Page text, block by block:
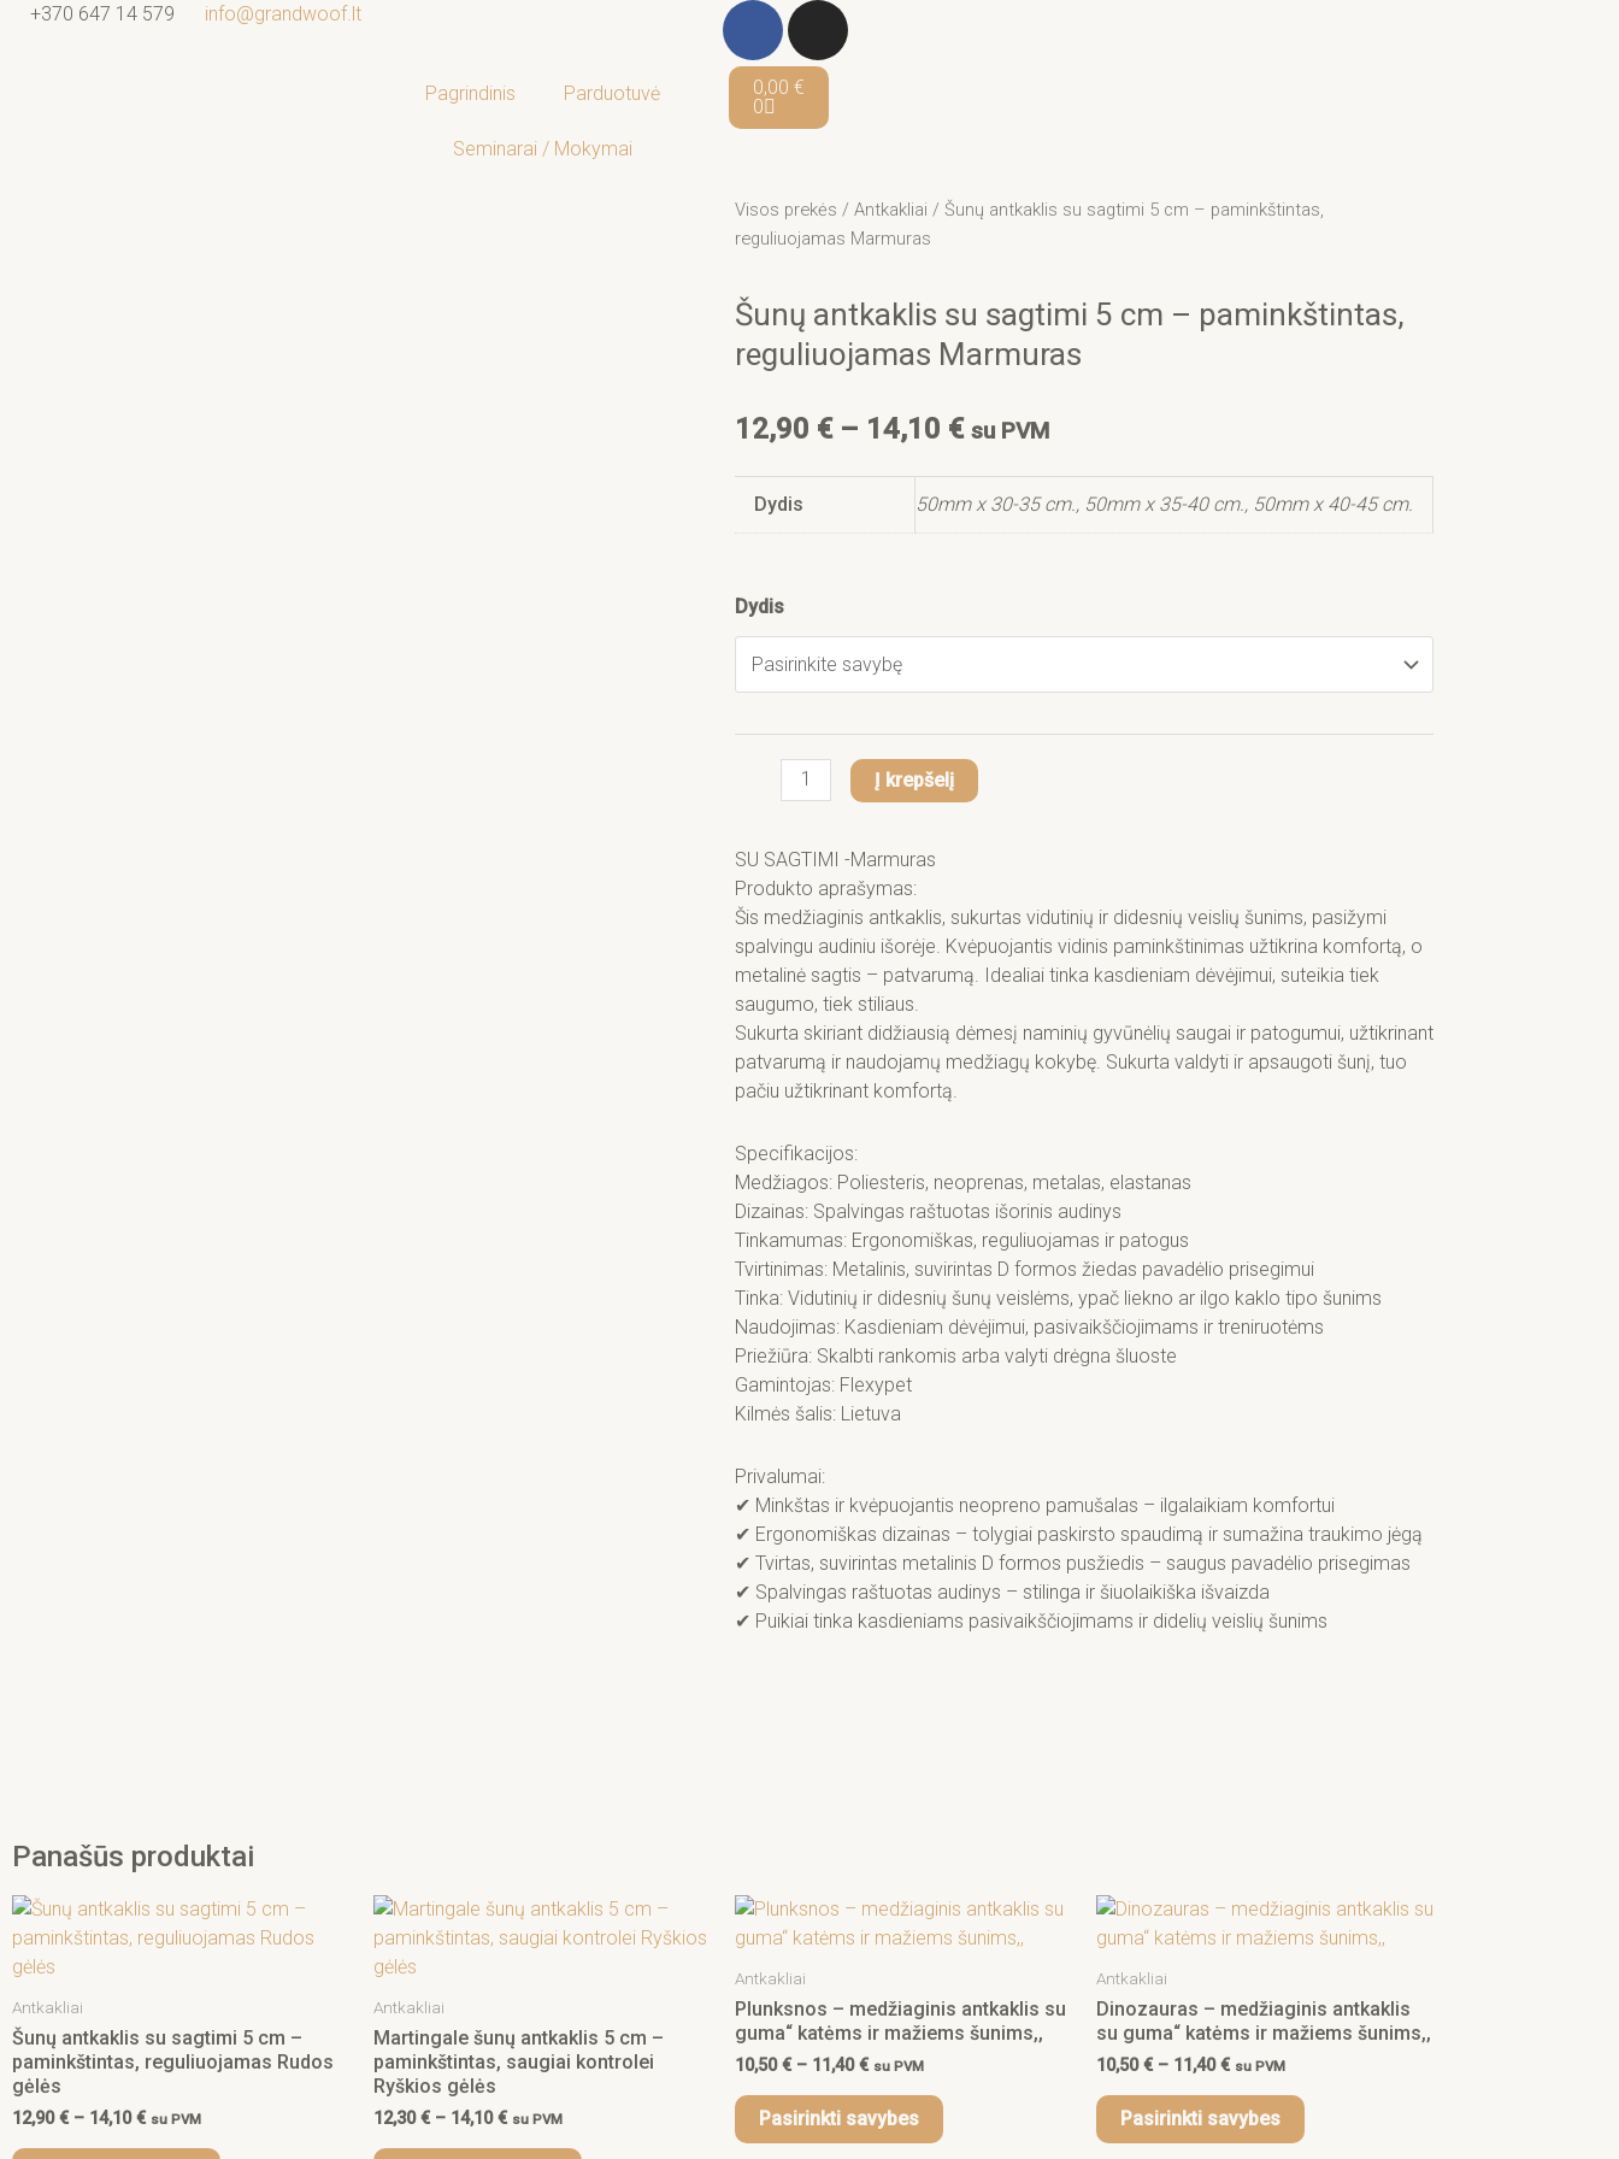
Pereiti+370 647 14 579 info@grandwoof.lt
F
c
e
b
k
-
s
a
r
a
m
Pagrindinis Parduotuvė
Seminarai / Mokymai
0,00 €
0
Cart
Visos prekės / Antkakliai / Šunų antkaklis su sagtimi 5 cm – paminkštintas,
reguliuojamas Marmuras
Šunų antkaklis su sagtimi 5 cm – paminkštintas,
reguliuojamas Marmuras
12,90 € – 14,10 €Price
12,90 €
through
14,10 €
su PVM
Dydis 50mm x 30-35 cm., 50mm x 35-40 cm., 50mm x 40-45 cm.
Dydis
produkto
Šunų
antkaklis
paminkštintas,
reguliuojamas
Marmuras
Į krepšelį
SU SAGTIMI -Marmuras
Produkto aprašymas:
Šis medžiaginis antkaklis, sukurtas vidutinių ir didesnių veislių šunims, pasižymi
spalvingu audiniu išorėje. Kvėpuojantis vidinis paminkštinimas užtikrina komfortą, o
metalinė sagtis – patvarumą. Idealiai tinka kasdieniam dėvėjimui, suteikia tiek
saugumo, tiek stiliaus.
Sukurta skiriant didžiausią dėmesį naminių gyvūnėlių saugai ir patogumui, užtikrinant
patvarumą ir naudojamų medžiagų kokybę. Sukurta valdyti ir apsaugoti šunį, tuo
pačiu užtikrinant komfortą.
Specifikacijos:
Medžiagos: Poliesteris, neoprenas, metalas, elastanas
Dizainas: Spalvingas raštuotas išorinis audinys
Tinkamumas: Ergonomiškas, reguliuojamas ir patogus
Tvirtinimas: Metalinis, suvirintas D formos žiedas pavadėlio prisegimui
Tinka: Vidutinių ir didesnių šunų veislėms, ypač liekno ar ilgo kaklo tipo šunims
Naudojimas: Kasdieniam dėvėjimui, pasivaikščiojimams ir treniruotėms
Priežiūra: Skalbti rankomis arba valyti drėgna šluoste
Gamintojas: Flexypet
Kilmės šalis: Lietuva
Privalumai:
✔ Minkštas ir kvėpuojantis neopreno pamušalas – ilgalaikiam komfortui
✔ Ergonomiškas dizainas – tolygiai paskirsto spaudimą ir sumažina traukimo jėgą
✔ Tvirtas, suvirintas metalinis D formos pusžiedis – saugus pavadėlio prisegimas
✔ Spalvingas raštuotas audinys – stilinga ir šiuolaikiška išvaizda
✔ Puikiai tinka kasdieniams pasivaikščiojimams ir didelių veislių šunims
Panašūs produktai
Antkakliai
Šunų antkaklis su sagtimi 5 cm –
paminkštintas, reguliuojamas Rudos
gėlės
12,90€ – 14,10€
Price
range:
12,90 €
su PVM
This
product
The
Antkakliai
Martingale šunų antkaklis 5 cm –
paminkštintas, saugiai kontrolei
Ryškios gėlės
12,30€ – 14,10€
Price
range:
12,30 €
su PVM
This
product
The
Antkakliai
Plunksnos – medžiaginis antkaklis su
guma“ katėms ir mažiems šunims,,
10,50€ – 11,40€
Price
range:
10,50 €
su PVM
Pasirinkti savybes
This
product
variants.
may
be
Antkakliai
Dinozauras – medžiaginis antkaklis
su guma“ katėms ir mažiems šunims,,
10,50€ – 11,40€
Price
range:
10,50 €
su PVM
Pasirinkti savybes
This
product
variants.
may
be